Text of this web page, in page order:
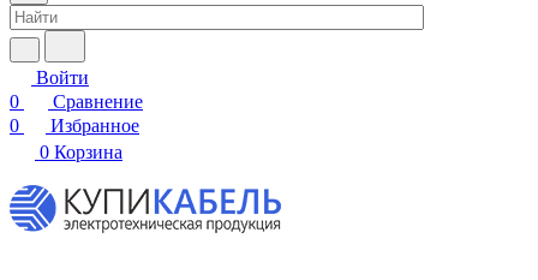
Войти
0
Сравнение
0
Избранное
0 Корзина